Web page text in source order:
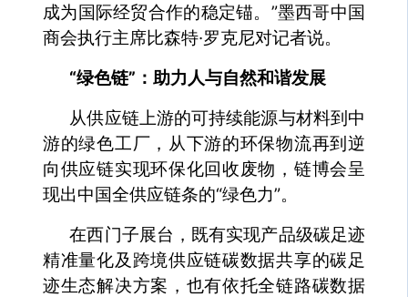
成为国际经贸合作的稳定锚。”墨西哥中国
商会执行主席比森特·罗克尼对记者说。
“绿色链”：助力人与自然和谐发展
从供应链上游的可持续能源与材料到中
游的绿色工厂，从下游的环保物流再到逆
向供应链实现环保化回收废物，链博会呈
现出中国全供应链条的“绿色力”。
在西门子展台，既有实现产品级碳足迹
精准量化及跨境供应链碳数据共享的碳足
迹生态解决方案，也有依托全链路碳数据